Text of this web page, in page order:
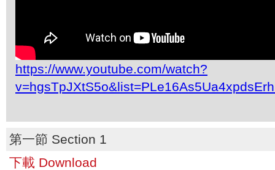
https://www.youtube.com/watch?
第一節 Section 1
下載 Download